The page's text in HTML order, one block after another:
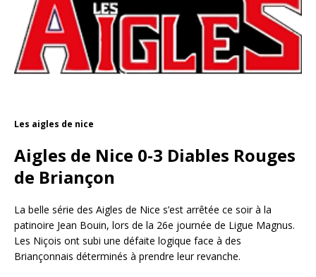
Les aigles de nice
Aigles de Nice 0-3 Diables Rouges
de Briançon
La belle série des Aigles de Nice s’est arrêtée ce soir à la
patinoire Jean Bouin, lors de la 26e journée de Ligue Magnus.
Les Niçois ont subi une défaite logique face à des
Briançonnais déterminés à prendre leur revanche.